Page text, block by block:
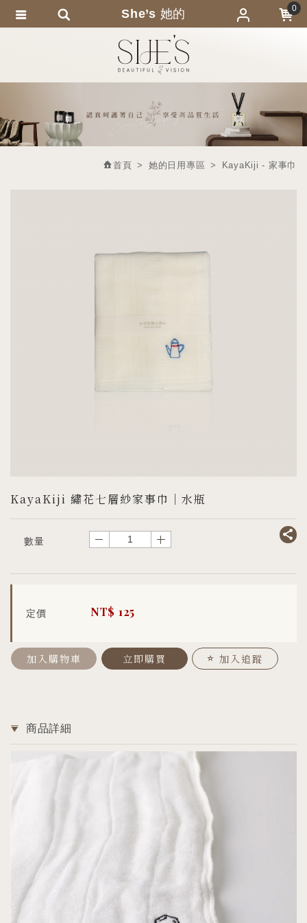
首頁 她的日用專區 KayaKiji - 家事巾
KayaKiji 繡花七層紗家事巾｜水瓶
數量 － ＋
定價 NT$ 125
加入購物車 立即購買 加入追蹤
商品詳細
She’s 她的 0
會員登入
會員註冊
訂單查詢
追蹤清單
繁體中文